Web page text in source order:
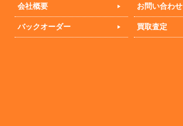
会社概要 お問い合わせ
バックオーダー 買取査定